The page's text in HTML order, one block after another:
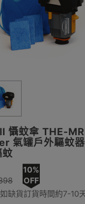
懾蚊傘 THE-
氣罐戶外驅蚊
10%
OFF
缺貨訂貨時間約7-10